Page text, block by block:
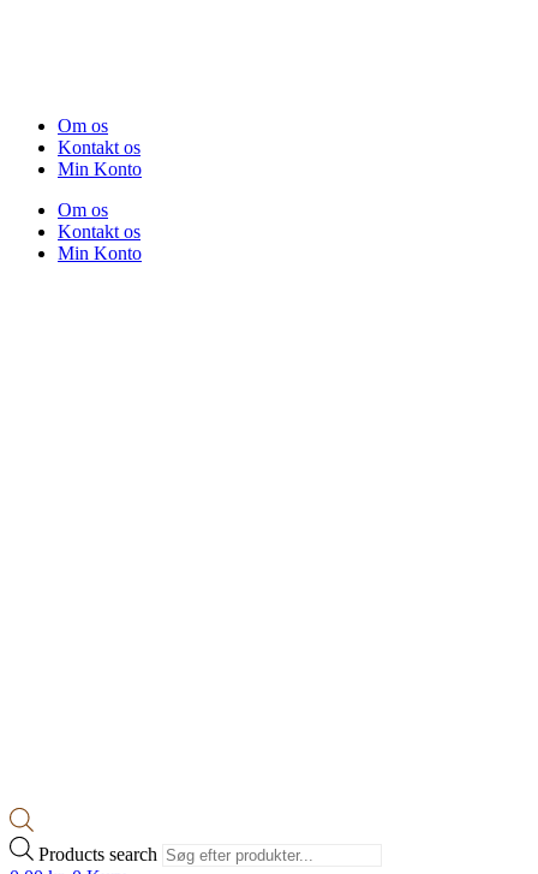
Om os
Kontakt os
Min Konto
Om os
Kontakt os
Min Konto
Products search